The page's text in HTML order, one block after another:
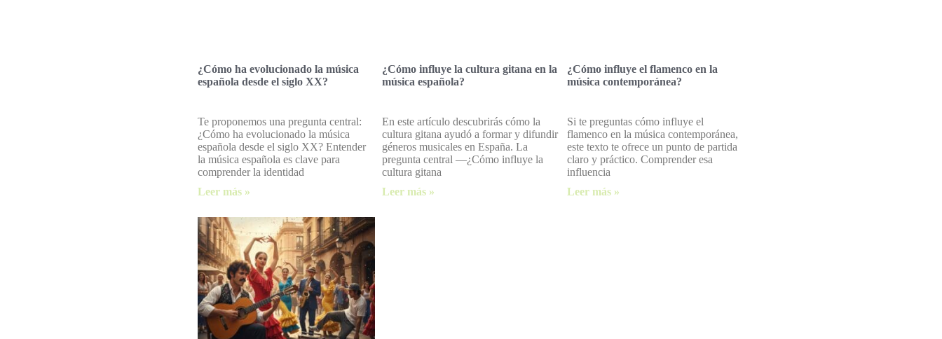
¿Cómo ha evolucionado la música
española desde el siglo XX?
Te proponemos una pregunta central:
¿Cómo ha evolucionado la música
española desde el siglo XX? Entender
la música española es clave para
comprender la identidad
Leer más »
¿Cómo influye la cultura gitana en la
música española?
En este artículo descubrirás cómo la
cultura gitana ayudó a formar y difundir
géneros musicales en España. La
pregunta central —¿Cómo influye la
cultura gitana
Leer más »
¿Cómo influye el flamenco en la
música contemporánea?
Si te preguntas cómo influye el
flamenco en la música contemporánea,
este texto te ofrece un punto de partida
claro y práctico. Comprender esa
influencia
Leer más »